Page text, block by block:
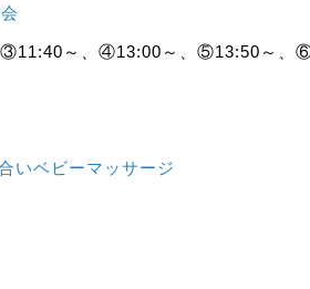
③11:40～、④13:00～、⑤13:50～、
いベビーマッサージ